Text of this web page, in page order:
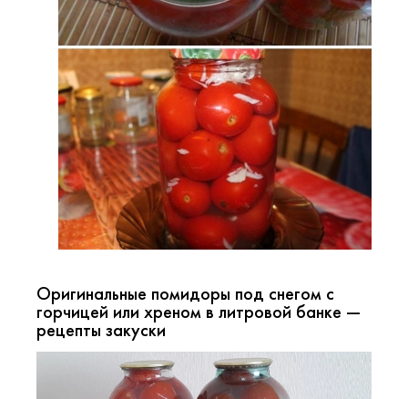
Оригинальные помидоры под снегом с
горчицей или хреном в литровой банке —
рецепты закуски